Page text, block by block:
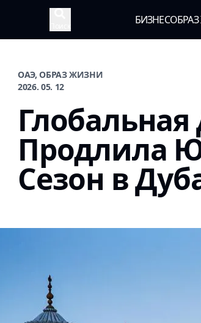
БИЗНЕС
ОАЭ, ОБРАЗ ЖИЗНИ
2026. 05. 12
Продлила
Сезон в